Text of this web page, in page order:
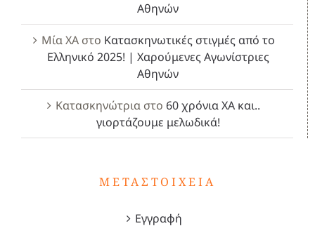
Αθηνών
Μία ΧΑστο Κατασκηνωτικές στιγμές από το
Ελληνικό 2025! | Χαρούμενες Αγωνίστριες
Αθηνών
Κατασκηνώτρια στο 60 χρόνια ΧΑ και..
γιορτάζουμε μελωδικά!
ΜΕΤΑΣΤΟΙΧΕΊΑ
Εγγραφή